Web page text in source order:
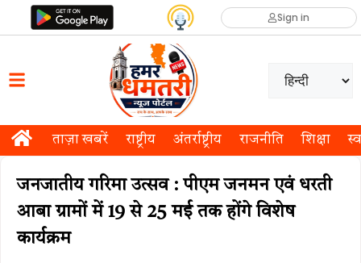
Sign in
ताज़ा खबरें राष्ट्रीय अंतर्राष्ट्रीय राजनीति शिक्षा
जनजातीय गरिमा उत्सव : पीएम जनमन एवं धरती
आबा ग्रामों में 19 से 25 मई तक होंगे विशेष
कार्यक्रम